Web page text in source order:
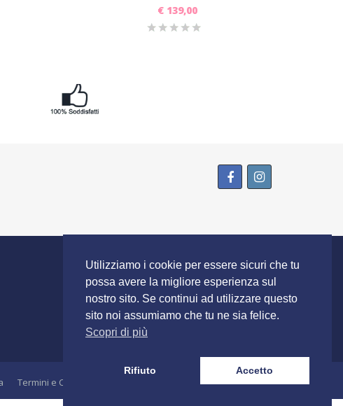
€139,00
SEGUICI SU
Stampa e Costi
Termini e Condizioni
Utilizziamo i cookie per essere sicuri che tu
possa avere la migliore esperienza sul
nostro sito. Se continui ad utilizzare questo
sito noi assumiamo che tu ne sia felice.
Scopri di più
Rifiuto Accetto